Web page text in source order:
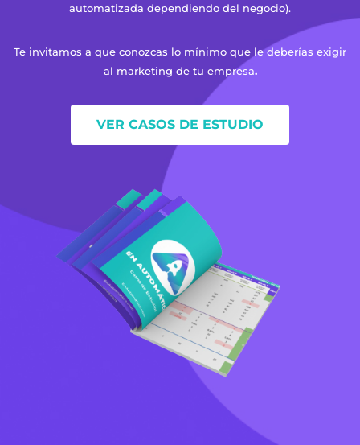
automatizada dependiendo del negocio).
Te invitamos a que conozcas lo mínimo que le deberías exigir
al marketing de tu empresa.
VER CASOS DE ESTUDIO